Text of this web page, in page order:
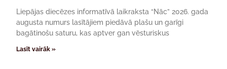
Liepājas diecēzes informatīvā laikraksta “Nāc” 2026. gada
augusta numurs lasītājiem piedāvā plašu un garīgi
bagātinošu saturu, kas aptver gan vēsturiskus
Lasīt vairāk »